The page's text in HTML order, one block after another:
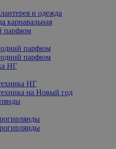
и одежда
карнавальная
парфюм
парфюм
парфюм
НГ
НГ
на Новый год